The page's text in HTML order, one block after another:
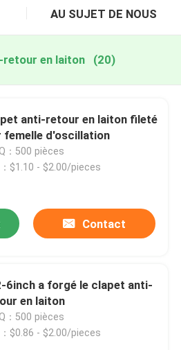
AU SUJET DE NOUS
retour en laiton (20)
anti-retour en laiton fileté
femelle d'oscillation
：500 pièces
$1.10 - $2.00/pieces
Contact
6inch a forgé le clapet anti-
en laiton
：500 pièces
$0.86 - $2.00/pieces